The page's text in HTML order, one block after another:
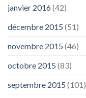
janvier 2016(42)
décembre 2015 (51)
novembre 2015 (46)
octobre 2015 (83)
septembre 2015 (101)